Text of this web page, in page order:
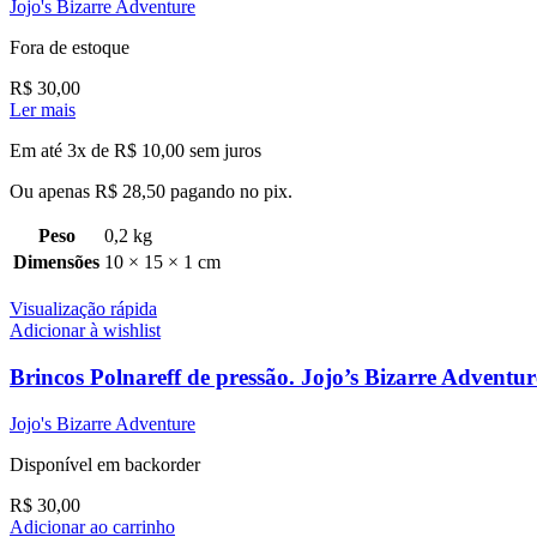
Jojo's Bizarre Adventure
Fora de estoque
R$ 30,00
Ler mais
Em até 3x de R$ 10,00 sem juros
Ou apenas R$ 28,50 pagando no pix.
Peso
0,2 kg
Dimensões 10 × 15 × 1 cm
Visualização rápida
Adicionar à wishlist
Brincos Polnareff de pressão. Jojo’s Bizarre
Jojo's Bizarre Adventure
Disponível em backorder
R$ 30,00
Adicionar ao carrinho